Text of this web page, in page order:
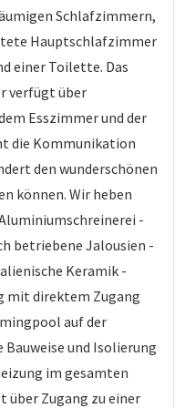
Schlafzimmern,
Hauptschlafzimmer
einer Toilette. Das
verfügt über
Esszimmer und der
die Kommunikation
den wunderschönen
können. Wir heben
-
betriebene Jalousien -
Keramik -
mit direktem Zugang
auf der
und Isolierung
im gesamten
über Zugang zu einer